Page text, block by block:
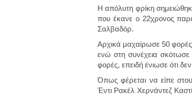
Η απόλυτη φρίκη
που έκανε ο 22χρονος
Σαλβαδόρ.
Αρχικά μαχαίρωσε 50 φορές
ενώ στη συνέχεια
φορές, επειδή ένιωσε ότι
Όπως φέρεται να είπε
Έντι Ρακέλ Χερνάντεζ